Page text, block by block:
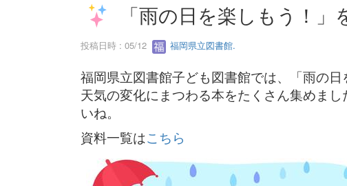
「雨の日を楽しもう！
投稿日時 : 05/12 福岡県立図書館.
福岡県立図書館子ども図書館では、「雨の
天気の変化にまつわる本をたくさん集めま
いね。
資料一覧はこちら